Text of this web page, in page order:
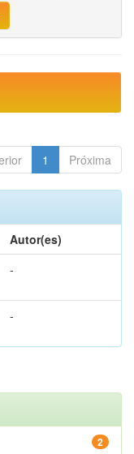
1 Próxima
Autor(es)
-
-
2